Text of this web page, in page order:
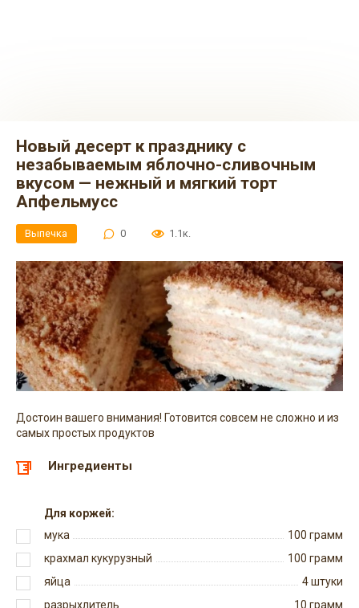
Новый десерт к празднику с
незабываемым яблочно-сливочным
вкусом — нежный и мягкий торт
Апфельмусс
Выпечка 0 1.1к.
Достоин вашего внимания! Готовится совсем не сложно и из
самых простых продуктов
Ингредиенты
Для коржей:
мука
100 грамм
крахмал кукурузный
100 грамм
яйца
4штуки
разрыхлитель
10 грамм